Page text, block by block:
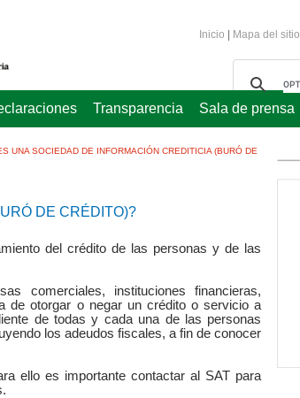
Inicio | Mapa del sitio
Transparencia Sala de prensa
UNA SOCIEDAD DE INFORMACIÓN CREDITICIA (BURÓ DE
DE CRÉDITO)?
del crédito de las personas y de las
comerciales, instituciones financieras,
de otorgar o negar un crédito o servicio a
de todas y cada una de las personas
los adeudos fiscales, a fin de conocer
ello es importante contactar al SAT para